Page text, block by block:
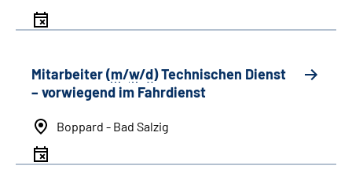
Mitarbeiter (m/w/d) Technischen Dienst
– vorwiegend im Fahrdienst
Boppard - Bad Salzig